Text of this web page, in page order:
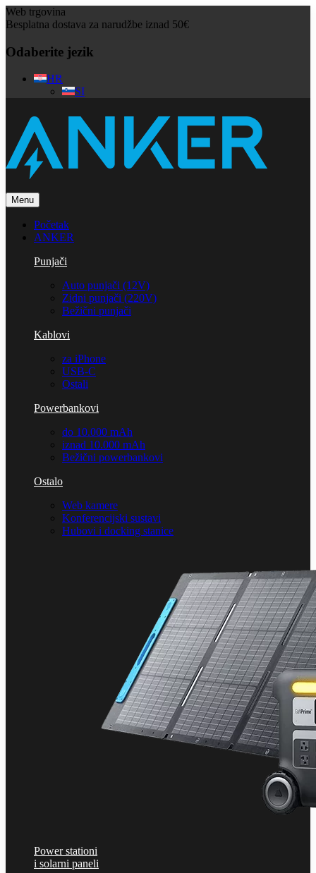
Web trgovina
Besplatna dostava za narudžbe iznad 50€
Odaberite jezik
HR
SI
Menu
Početak
ANKER
Punjači
Auto punjači (12V)
Zidni punjači (220V)
Bežični punjači
Kablovi
za iPhone
USB-C
Ostali
Powerbankovi
do 10.000 mAh
iznad 10.000 mAh
Bežični powerbankovi
Ostalo
Web kamere
Konferencijski sustavi
Hubovi i docking stanice
Power stationi
i solarni paneli